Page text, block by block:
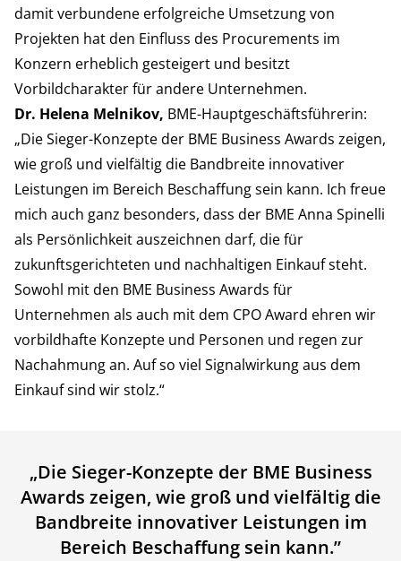
damit verbundene erfolgreiche Umsetzung von
Projekten hat den Einfluss des Procurements im
Konzern erheblich gesteigert und besitzt
Vorbildcharakter für andere Unternehmen.
Dr. Helena Melnikov, BME-Hauptgeschäftsführerin:
„Die Sieger-Konzepte der BME Business Awards zeigen,
wie groß und vielfältig die Bandbreite innovativer
Leistungen im Bereich Beschaffung sein kann. Ich freue
mich auch ganz besonders, dass der BME Anna Spinelli
als Persönlichkeit auszeichnen darf, die für
zukunftsgerichteten und nachhaltigen Einkauf steht.
Sowohl mit den BME Business Awards für
Unternehmen als auch mit dem CPO Award ehren wir
vorbildhafte Konzepte und Personen und regen zur
Nachahmung an. Auf so viel Signalwirkung aus dem
Einkauf sind wir stolz.“
„Die Sieger-Konzepte der BME Business
Awards zeigen, wie groß und vielfältig die
Bandbreite innovativer Leistungen im
Bereich Beschaffung sein kann.”